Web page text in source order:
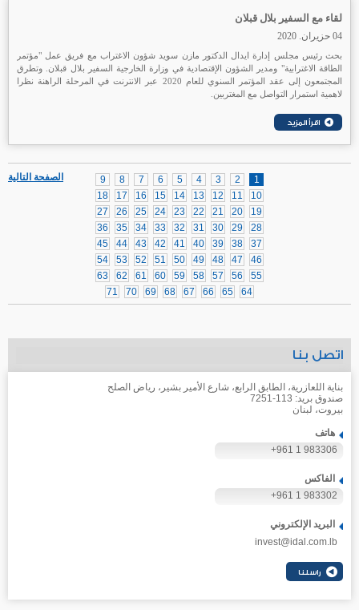
لقاء مع السفير بلال قبلان
04 حزيران. 2020
بحث رئيس مجلس إدارة ايدال الدكتور مازن سويد شؤون الاغتراب مع فريق عمل "مؤتمر
الطاقة الاغترابية" ومدير الشؤون الإقتصادية في وزارة الخارجية السفير بلال قبلان. وتطرق
المجتمعون إلى عقد المؤتمر السنوي للعام 2020 عبر الانترنت في المرحلة الراهنة نظرا
لاهمية استمرار التواصل مع المغتربين.
الصفحة التالية 1
2
3
4
5
6
7
8
9
10
11
12
13
14
15
16
17
18
19
20
21
22
23
24
25
26
27
28
29
30
31
32
33
34
35
36
37
38
39
40
41
42
43
44
45
46
47
48
49
50
51
52
53
54
55
56
57
58
59
60
61
62
63
64
65
66
67
68
69
70
71
اتصل بنا
بناية اللعازرية، الطابق الرابع، شارع الأمير بشير، رياض الصلح
صندوق بريد: 113-7251
بيروت، لبنان
هاتف
+961 1 983306
الفاكس
+961 1 983302
البريد الإلكتروني
invest@idal.com.lb